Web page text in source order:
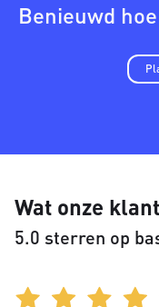
Benieuwd
Wat onze
5.0 sterren op